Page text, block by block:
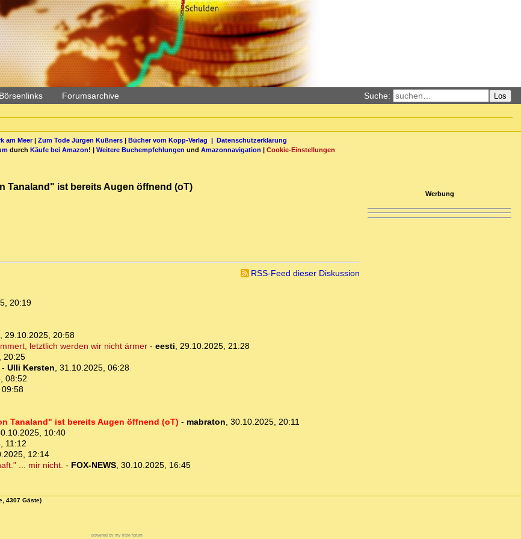
Forumsarchive Suche: Los
am Meer| Zum Tode Jürgen Küßners| Bücher vom Kopp-Verlag | Datenschutzerklärung
durch Käufe bei Amazon! | Weitere Buchempfehlungen und Amazonnavigation | Cookie-Einstellungen
Tanaland" ist bereits Augen öffnend (oT)
RSS-Feed dieser Diskussion
20:19
, 29.10.2025, 20:58
letztlich werden wir nicht ärmer- eesti, 29.10.2025, 21:28
20:25
Ulli Kersten, 31.10.2025, 06:28
08:52
Tanaland" ist bereits Augen öffnend (oT) - mabraton, 30.10.2025, 20:11
10:40
11:12
12:14
... mir nicht. - FOX-NEWS, 30.10.2025, 16:45
Werbung
4307 Gäste)
powered by my little forum